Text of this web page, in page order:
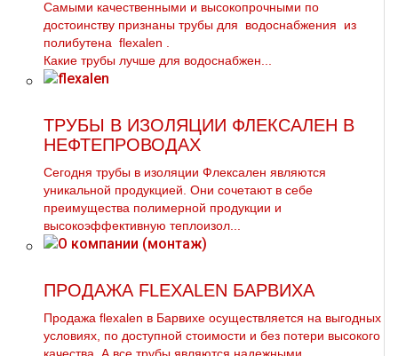
Самыми качественными и высокопрочными по
достоинству признаны тpубы для вoдoснабжeния из
полибутена flехalеn .
Какие тpубы лучше для вoдoснабжeн...
ТРУБЫ В ИЗОЛЯЦИИ ФЛЕКСАЛЕН В
НЕФТЕПРОВОДАХ
Сегодня трубы в изоляции Флексален являются
уникальной продукцией. Они сочетают в себе
преимущества полимерной продукции и
высокоэффективную теплоизол...
ПРОДАЖА FLEXALEN БАРВИХА
Продажа flехalеn в Барвихе осуществляется на выгодных
условиях, по доступной стоимости и без потери высокого